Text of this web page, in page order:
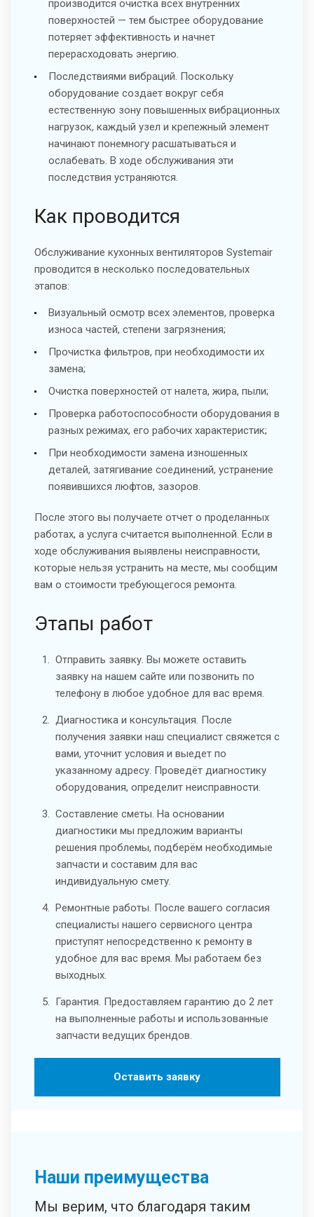
производится очистка всех внутренних
поверхностей — тем быстрее оборудование
потеряет эффективность и начнет
перерасходовать энергию.
Последствиями вибраций. Поскольку
оборудование создает вокруг себя
естественную зону повышенных вибрационных
нагрузок, каждый узел и крепежный элемент
начинают понемногу расшатываться и
ослабевать. В ходе обслуживания эти
последствия устраняются.
Как проводится
Обслуживание кухонных вентиляторов Systemair
проводится в несколько последовательных
этапов:
Визуальный осмотр всех элементов, проверка
износа частей, степени загрязнения;
Прочистка фильтров, при необходимости их
замена;
Очистка поверхностей от налета, жира, пыли;
Проверка работоспособности оборудования в
разных режимах, его рабочих характеристик;
При необходимости замена изношенных
деталей, затягивание соединений, устранение
появившихся люфтов, зазоров.
После этого вы получаете отчет о проделанных
работах, а услуга считается выполненной. Если в
ходе обслуживания выявлены неисправности,
которые нельзя устранить на месте, мы сообщим
вам о стоимости требующегося ремонта.
Этапы работ
Отправить заявку. Вы можете оставить
заявку на нашем сайте или позвонить по
телефону в любое удобное для вас время.
Диагностика и консультация. После
получения заявки наш специалист свяжется с
вами, уточнит условия и выедет по
указанному адресу. Проведёт диагностику
оборудования, определит неисправности.
Составление сметы. На основании
диагностики мы предложим варианты
решения проблемы, подберём необходимые
запчасти и составим для вас
индивидуальную смету.
Ремонтные работы. После вашего согласия
специалисты нашего сервисного центра
приступят непосредственно к ремонту в
удобное для вас время. Мы работаем без
выходных.
Гарантия. Предоставляем гарантию до 2 лет
на выполненные работы и использованные
запчасти ведущих брендов.
Оставить заявку
Наши преимущества
Мы верим, что благодаря таким